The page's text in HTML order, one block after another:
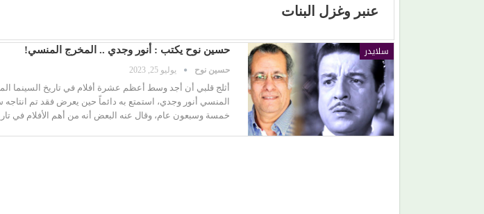
عنبر وغزل البنات
سلايدر حسين نوح يكتب : أنور وجدي .. المخرج المنسي!
حسين نوح يوليو 25, 2023
أثلج قلبي أن أجد وسط أعظم عشرة أفلام في تاريخ السينما
خمسة وسبعون عام، وقال عنه البعض أنه من أهم الأفلام في
حين ماتت الحكاية.. الفن المصري يفقد قدرته على
صراع صناع (الدراما